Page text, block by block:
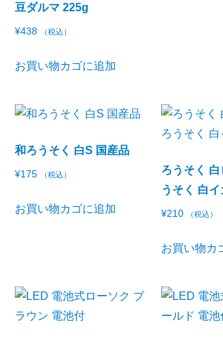
豆ダルマ 225g
¥438 （税込）
お買い物カゴに追加
和ろうそく 白S 国産品
¥175 （税込）
お買い物カゴに追加
ろうそく
うそく 白
¥210 （税込）
お買い物カ